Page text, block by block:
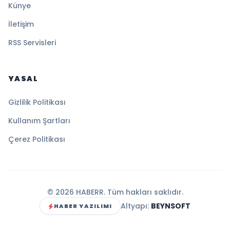
Künye
İletişim
RSS Servisleri
YASAL
Gizlilik Politikası
Kullanım Şartları
Çerez Politikası
© 2026 HABERR. Tüm hakları saklıdır.
HABER YAZILIMI Altyapı: BEYNSOFT